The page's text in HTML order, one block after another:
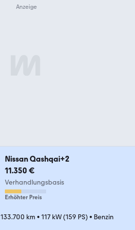
Nissan Qashqai+2
11.350 €
Verhandlungsbasis
Erhöhter Preis
133.700 km • 117 kW (159 PS) • Benzin